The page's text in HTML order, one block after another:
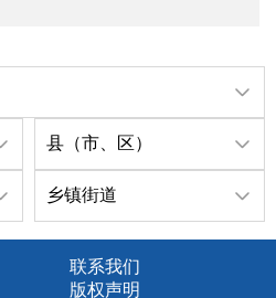
县（市、区）
乡镇街道
联系我们
版权声明